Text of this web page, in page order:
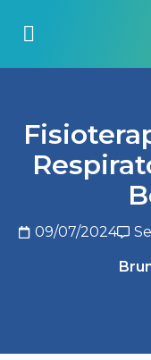
09/07/2024